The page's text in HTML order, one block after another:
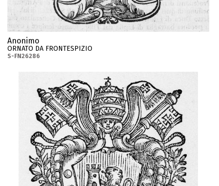
Anonimo
ORNATO DA FRONTESPIZIO
S-FN26286